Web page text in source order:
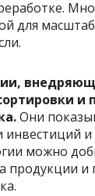
для
и
Они
инвестиций
можно
продукции и